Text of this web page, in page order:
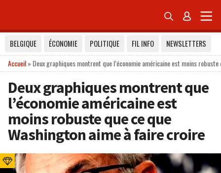
 
BELGIQUE ÉCONOMIE POLITIQUE FIL INFO
NEWSLETTERS
Accueil» Deux graphiques montrent que l’économie américaine est moins
Deux graphiques montrent que
l’économie américaine est
moins robuste que ce que
Washington aime à faire croire